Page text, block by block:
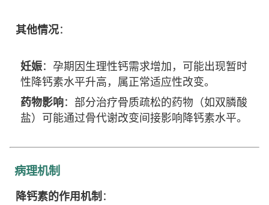
其他情况：
妊娠：孕期因生理性钙需求增加，可能出现暂时
性降钙素水平升高，属正常适应性改变。
药物影响：部分治疗骨质疏松的药物（如双膦酸
盐）可能通过骨代谢改变间接影响降钙素水平。
病理机制
降钙素的作用机制 ：